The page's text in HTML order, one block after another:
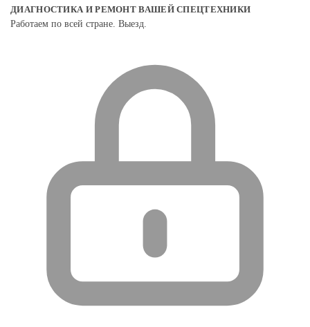
ДИАГНОСТИКА И РЕМОНТ ВАШЕЙ СПЕЦТЕХНИКИ
Работаем по всей стране. Выезд.